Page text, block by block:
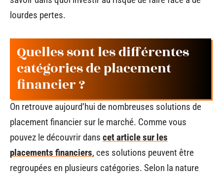
lourdes pertes.
Quelles sont les différentes
catégories de placement
financier ?
On retrouve aujourd’hui de nombreuses solutions de
placement financier sur le marché. Comme vous
pouvez le découvrir dans cet article sur les
placements financiers, ces solutions peuvent être
regroupées en plusieurs catégories. Selon la nature